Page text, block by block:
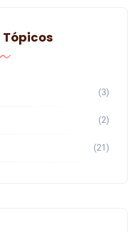
Tópicos
(3)
(2)
(21)